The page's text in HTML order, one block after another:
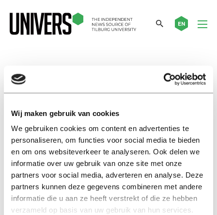
Wij maken gebruik van cookies
We gebruiken cookies om content en advertenties te
personaliseren, om functies voor social media te bieden
en om ons websiteverkeer te analyseren. Ook delen we
informatie over uw gebruik van onze site met onze
partners voor social media, adverteren en analyse. Deze
partners kunnen deze gegevens combineren met andere
informatie die u aan ze heeft verstrekt of die ze hebben
verzameld op basis van uw gebruik van hun services.
EN
tentamententen
Cold in the exam tents? ‘It was
too hot in fact’
07 december 2020
Nieuws
Kou in de tentamententen? ‘Het
was er juist te warm’
01 december 2020